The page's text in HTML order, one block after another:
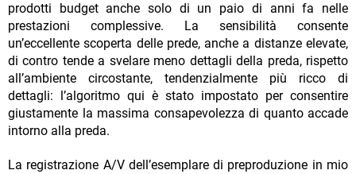
prodotti budget anche solo di un paio di anni fa nelle
prestazioni complessive. La sensibilità consente
un’eccellente scoperta delle prede, anche a distanze elevate,
di contro tende a svelare meno dettagli della preda, rispetto
all’ambiente circostante, tendenzialmente più ricco di
dettagli: l’algoritmo qui è stato impostato per consentire
giustamente la massima consapevolezza di quanto accade
intorno alla preda.
La registrazione A/V dell’esemplare di preproduzione in mio